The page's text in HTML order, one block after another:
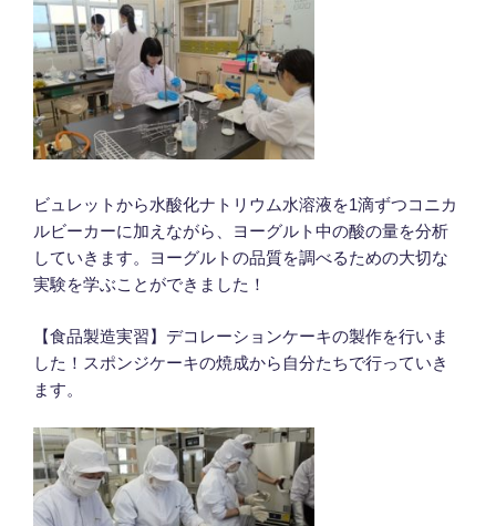
ビュレットから水酸化ナトリウム水溶液を1滴ずつコニカ
ルビーカーに加えながら、ヨーグルト中の酸の量を分析
していきます。ヨーグルトの品質を調べるための大切な
実験を学ぶことができました！
【食品製造実習】デコレーションケーキの製作を行いま
した！スポンジケーキの焼成から自分たちで行っていき
ます。